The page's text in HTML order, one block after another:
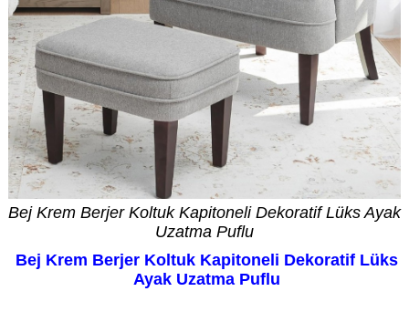
Bej Krem Berjer Koltuk Kapitoneli Dekoratif Lüks Ayak
Uzatma Puflu
Bej Krem Berjer Koltuk Kapitoneli Dekoratif Lüks
Ayak Uzatma Puflu